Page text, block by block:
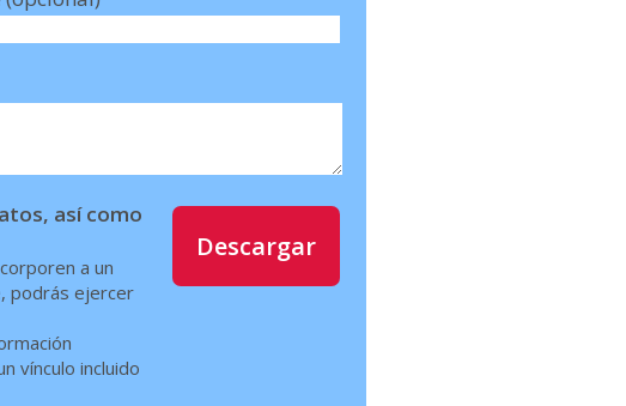
así como
a un
podrás ejercer
vínculo incluido
Descargar